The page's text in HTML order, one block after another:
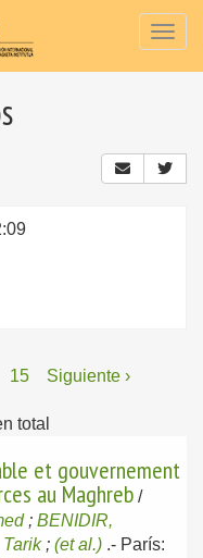
15 Siguiente ›
total
et gouvernement
au Maghreb /
; BENIDIR,
; (et al.) .- París: